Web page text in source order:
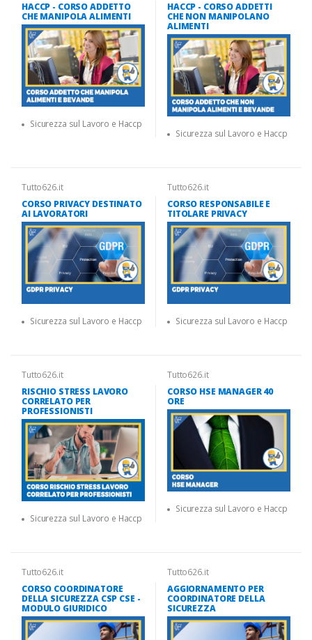
HACCP - CORSO ADDETTO
CHE MANIPOLA ALIMENTI
Sicurezza sul Lavoro e Haccp
HACCP - CORSO ADDETTI
CHE NON MANIPOLANO
ALIMENTI
Sicurezza sul Lavoro e Haccp
Tutto626.it
CORSO PRIVACY DESTINATO
AI LAVORATORI
Sicurezza sul Lavoro e Haccp
Tutto626.it
CORSO RESPONSABILE E
TITOLARE PRIVACY
Sicurezza sul Lavoro e Haccp
Tutto626.it
RISCHIO STRESS LAVORO
CORRELATO PER
PROFESSIONISTI
Sicurezza sul Lavoro e Haccp
Tutto626.it
CORSO HSE MANAGER 40
ORE
Sicurezza sul Lavoro e Haccp
Tutto626.it
CORSO COORDINATORE
DELLA SICUREZZA CSP CSE -
MODULO GIURIDICO
Tutto626.it
AGGIORNAMENTO PER
COORDINATORE DELLA
SICUREZZA